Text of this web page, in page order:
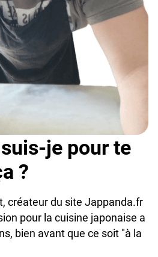
je pour te
?
créateur du site Jappanda.fr
pour la cuisine japonaise a
bien avant que ce soit "à la